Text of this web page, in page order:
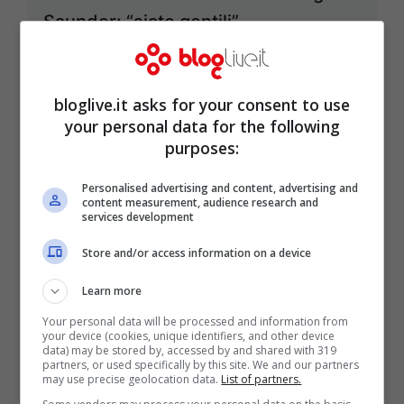
Saunder: “siate gentili”
Detroit 2014, la nuova show car Audi
Dic 7, 2013
Cibo virtuale: fra innovazione e
tradizione
Dic 2, 2013
bloglive.it asks for your consent to use
your personal data for the following
purposes:
Personalised advertising and content, advertising and
content measurement, audience research and
services development
Store and/or access information on a device
Learn more
Your personal data will be processed and information from
your device (cookies, unique identifiers, and other device
data) may be stored by, accessed by and shared with 319
partners, or used specifically by this site. We and our partners
may use precise geolocation data. List of partners.